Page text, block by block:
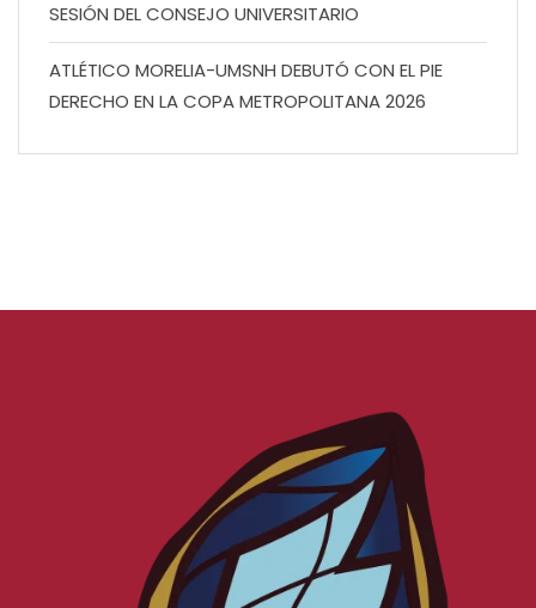
SESIÓN DEL CONSEJO UNIVERSITARIO
ATLÉTICO MORELIA-UMSNH DEBUTÓ CON EL PIE
DERECHO EN LA COPA METROPOLITANA 2026